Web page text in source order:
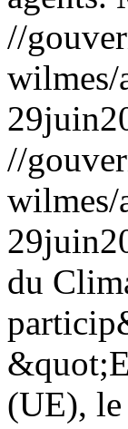
//
wilmes/
//
wilmes/
du
(UE),